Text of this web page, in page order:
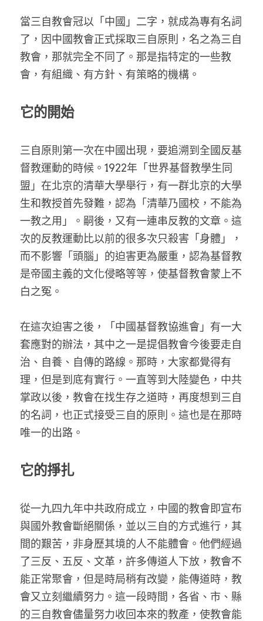
當三自教會冠以「中國」二字，就成為專有名詞
了，因中國教會正式採取三自原則，名之為三自
教會，那就完全不同了。那是指特定的一些教
會，有組織、有方針、有策略的機構。
它的開始
三自原則第一次在中國出現，要追溯到全國反基
督教運動的時候。1922年「世界基督教學生同
盟」在北京的清華大學舉行，有一群北京的大學
生和教授首先發難，認為「清華乃國校，不能為
一教之用」。嗣後，又有一連串反教的文章。這
次的反教運動比以前的很多次只殺害「身體」，
而不影響「頭腦」的迫害更為嚴重，認為基督教
是帝國主義的文化侵略等等，使基督教會蒙上不
白之冤。
在這次迫害之後，「中國基督教協進會」有一大
套應對的辦法，其中之一是提倡教會今後要走自
治、自養、自傳的路線。那時，大家都覺得有
理，但是到底有實行。一直等到大陸變色，中共
掌政以後，教會在找生存之道時，再度想到三自
的名詞，也正式接受三自的原則。這也是在那時
唯一的出路。
它的掙扎
從一九四九年中共政府成立，中國的教會即宣布
與國外教會斷絕關係，並以三自的方式進行，其
間的艱苦，非身歷其境的人不能體會。他們經過
了三反、五反、文革，許多傳道人下放，教會不
能正常聚會，但是時局稍有改變，能傳道時，教
會又立刻繼續努力。這一段時間，各省、市、縣
的三自教會儘量努力收回本來的教產，使教會能